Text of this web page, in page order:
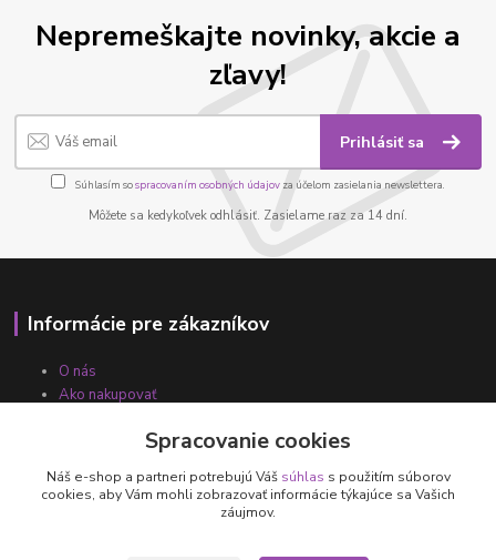
Nepremeškajte novinky, akcie a
zľavy!
Prihlásiť sa
Súhlasím sospracovaním osobných údajov za účelom zasielania newslettera.
Môžete sa kedykoľvek odhlásiť. Zasielame raz za 14 dní.
Informácie pre zákazníkov
O nás
Ako nakupovať
Spracovanie cookies
Náš e-shop a partneri potrebujú Váš súhlas s použitím súborov
cookies, aby Vám mohli zobrazovať informácie týkajúce sa Vašich
záujmov.